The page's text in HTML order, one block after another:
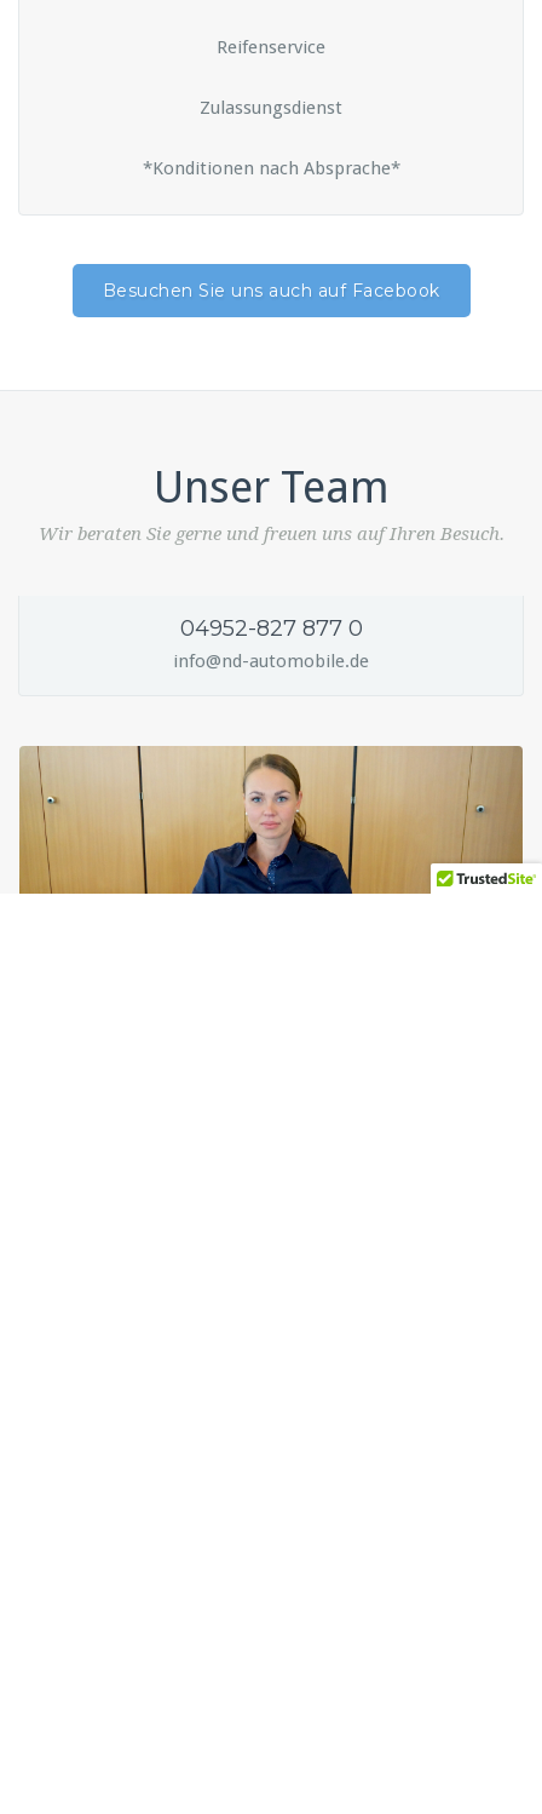
Reifenservice
Zulassungsdienst
*Konditionen nach Absprache*
Besuchen Sie uns auch auf Facebook
Unser Team
Wir beraten Sie gerne und freuen uns auf Ihren Besuch.
04952-827 877 0
info@nd-automobile.de